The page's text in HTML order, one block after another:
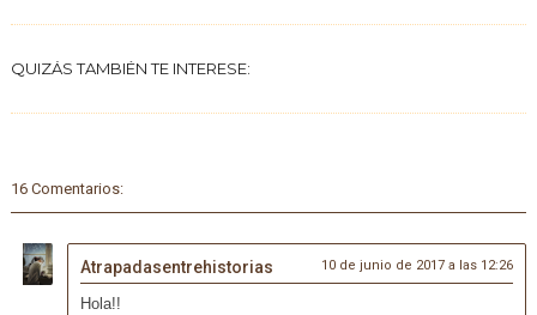
QUIZÁS TAMBIÉN TE INTERESE:
16 Comentarios:
Atrapadasentrehistorias 10 de junio de 2017 a las 12:26
Hola!!